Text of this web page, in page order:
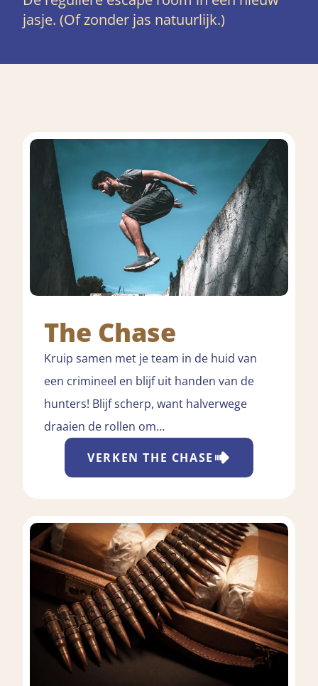
jasje. (Of zonder jas natuurlijk.)
The Chase
Kruip samen met je team in de huid van
een crimineel en blijf uit handen van de
hunters! Blijf scherp, want halverwege
draaien de rollen om…
VERKENTHE CHASE